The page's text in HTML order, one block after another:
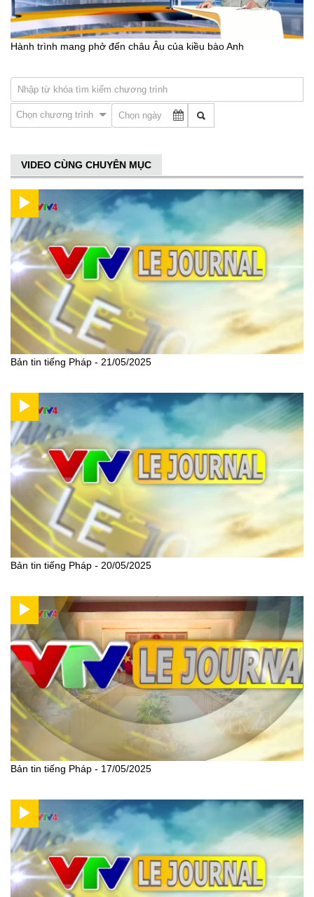
Hành trình mang phở đến châu Âu của kiều bào Anh
Chọn chương trình
VIDEO CÙNG CHUYÊN MỤC
Bản tin tiếng Pháp - 21/05/2025
Bản tin tiếng Pháp - 20/05/2025
Bản tin tiếng Pháp - 17/05/2025